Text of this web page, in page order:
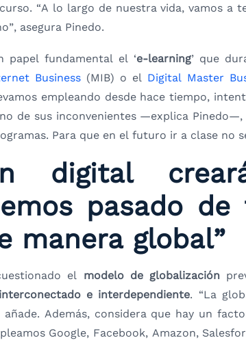
“A lo largo de nuestra vida, vamos a
asegura Pinedo.
papel fundamental el ‘e-learning’ que
Business‎ (MIB) o el Digital Master
empleando desde hace tiempo,
de sus inconvenientes —explica
Para que en el futuro ir a clase no
digital
pasado
manera global”
el modelo de globalización
e interdependiente. “La
Además, considera que hay un
Google, Facebook, Amazon,